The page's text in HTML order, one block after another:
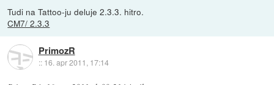
Tudi na Tattoo-ju deluje 2.3.3. hitro.
CM7/ 2.3.3
PrimozR
:: 16. apr 2011, 17:14